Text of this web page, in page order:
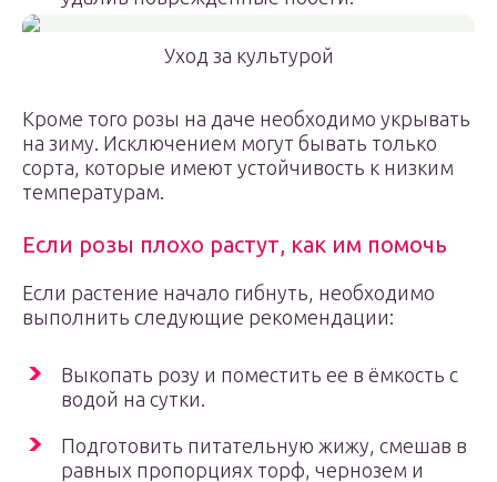
Уход за культурой
Кроме того розы на даче необходимо укрывать
на зиму. Исключением могут бывать только
сорта, которые имеют устойчивость к низким
температурам.
Если розы плохо растут, как им помочь
Если растение начало гибнуть, необходимо
выполнить следующие рекомендации:
Выкопать розу и поместить ее в ёмкость с
водой на сутки.
Подготовить питательную жижу, смешав в
равных пропорциях торф, чернозем и